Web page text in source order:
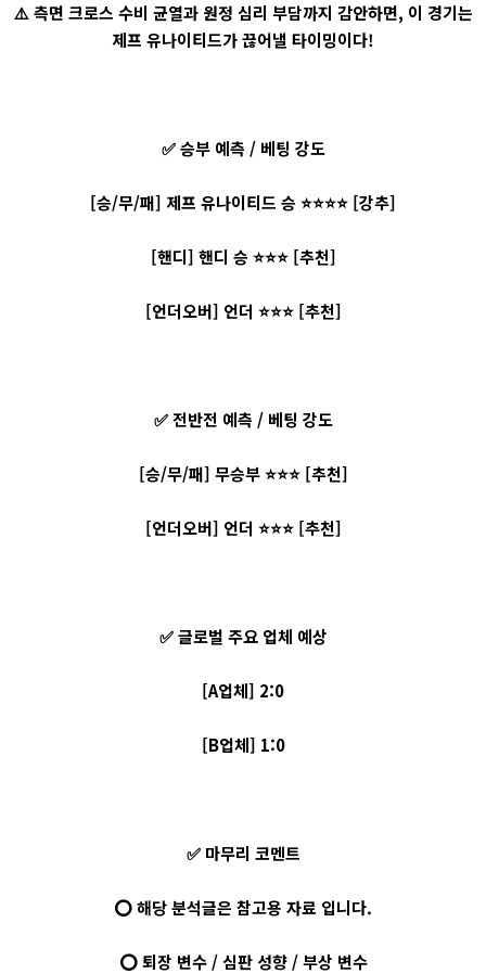
⚠️ 측면 크로스 수비 균열과 원정 심리 부담까지 감안하면, 이 경기는
제프 유나이티드가 끊어낼 타이밍이다!
✅ 승부 예측 / 베팅 강도
[승/무/패] 제프 유나이티드 승 ⭐⭐⭐⭐ [강추]
[핸디] 핸디 승 ⭐⭐⭐ [추천]
[언더오버] 언더 ⭐⭐⭐ [추천]
✅ 전반전 예측 / 베팅 강도
[승/무/패] 무승부 ⭐⭐⭐ [추천]
[언더오버] 언더 ⭐⭐⭐ [추천]
✅ 글로벌 주요 업체 예상
[A업체] 2:0
[B업체] 1:0
✅ 마무리 코멘트
⭕ 해당 분석글은 참고용 자료 입니다.
⭕ 퇴장 변수 / 심판 성향 / 부상 변수